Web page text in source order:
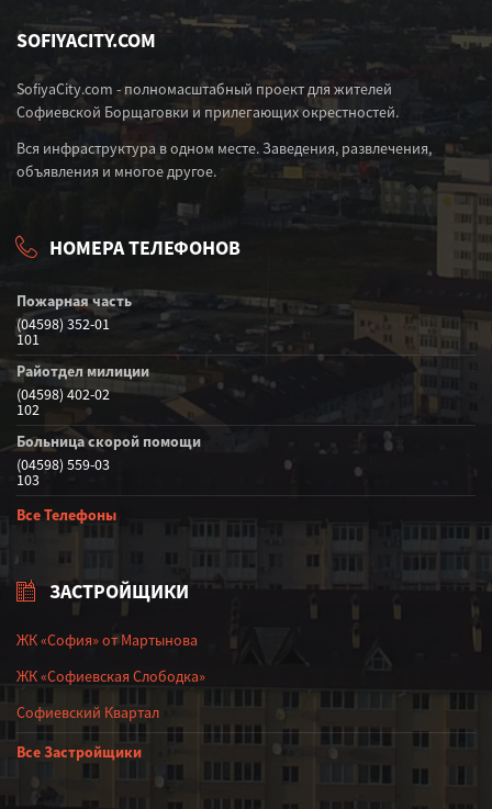
SOFIYACITY.COM
SofiyaCity.com - полномасштабный проект для жителей
Софиевской Борщаговки и прилегающих окрестностей.
Вся инфраструктура в одном месте. Заведения, развлечения,
объявления и многое другое.
НОМЕРА ТЕЛЕФОНОВ
Пожарная часть
(04598) 352-01
101
Райотдел милиции
(04598) 402-02
102
Больница скорой помощи
(04598) 559-03
103
Все Телефоны
ЗАСТРОЙЩИКИ
ЖК «София» от Мартынова
ЖК «Софиевская Слободка»
Софиевский Квартал
Все Застройщики